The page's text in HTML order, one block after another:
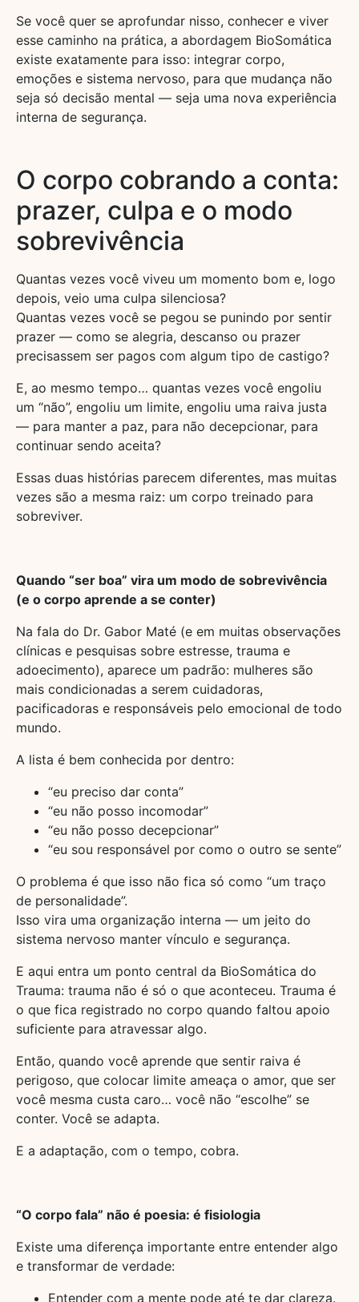
Se você quer se aprofundar nisso, conhecer e viver
esse caminho na prática, a abordagem BioSomática
existe exatamente para isso: integrar corpo,
emoções e sistema nervoso, para que mudança não
seja só decisão mental — seja uma nova experiência
interna de segurança.
O corpo cobrando a conta:
prazer, culpa e o modo
sobrevivência
Quantas vezes você viveu um momento bom e, logo
depois, veio uma culpa silenciosa?
Quantas vezes você se pegou se punindo por sentir
prazer — como se alegria, descanso ou prazer
precisassem ser pagos com algum tipo de castigo?
E, ao mesmo tempo… quantas vezes você engoliu
um “não”, engoliu um limite, engoliu uma raiva justa
— para manter a paz, para não decepcionar, para
continuar sendo aceita?
Essas duas histórias parecem diferentes, mas muitas
vezes são a mesma raiz: um corpo treinado para
sobreviver.
Quando “ser boa” vira um modo de sobrevivência
(e o corpo aprende a se conter)
Na fala do Dr. Gabor Maté (e em muitas observações
clínicas e pesquisas sobre estresse, trauma e
adoecimento), aparece um padrão: mulheres são
mais condicionadas a serem cuidadoras,
pacificadoras e responsáveis pelo emocional de todo
mundo.
A lista é bem conhecida por dentro:
“eu preciso dar conta”
“eu não posso incomodar”
“eu não posso decepcionar”
“eu sou responsável por como o outro se sente”
O problema é que isso não fica só como “um traço
de personalidade”.
Isso vira uma organização interna — um jeito do
sistema nervoso manter vínculo e segurança.
E aqui entra um ponto central da BioSomática do
Trauma: trauma não é só o que aconteceu. Trauma é
o que fica registrado no corpo quando faltou apoio
suficiente para atravessar algo.
Então, quando você aprende que sentir raiva é
perigoso, que colocar limite ameaça o amor, que ser
você mesma custa caro… você não “escolhe” se
conter. Você se adapta.
E a adaptação, com o tempo, cobra.
“O corpo fala” não é poesia: é fisiologia
Existe uma diferença importante entre entender algo
e transformar de verdade:
Entender com a mente pode até te dar clareza.